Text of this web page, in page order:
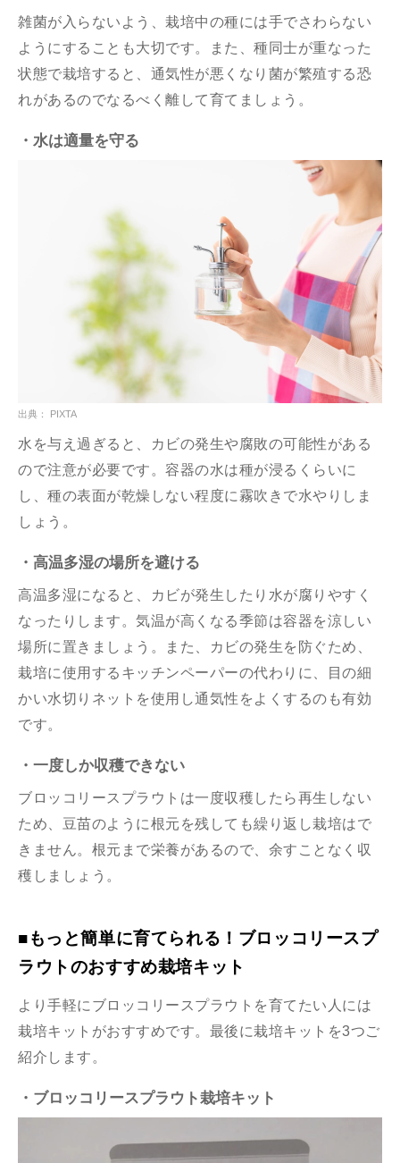
雑菌が入らないよう、栽培中の種には手でさわらない
ようにすることも大切です。また、種同士が重なった
状態で栽培すると、通気性が悪くなり菌が繁殖する恐
れがあるのでなるべく離して育てましょう。
・水は適量を守る
出典： PIXTA
水を与え過ぎると、カビの発生や腐敗の可能性がある
ので注意が必要です。容器の水は種が浸るくらいに
し、種の表面が乾燥しない程度に霧吹きで水やりしま
しょう。
・高温多湿の場所を避ける
高温多湿になると、カビが発生したり水が腐りやすく
なったりします。気温が高くなる季節は容器を涼しい
場所に置きましょう。また、カビの発生を防ぐため、
栽培に使用するキッチンペーパーの代わりに、目の細
かい水切りネットを使用し通気性をよくするのも有効
です。
・一度しか収穫できない
ブロッコリースプラウトは一度収穫したら再生しない
ため、豆苗のように根元を残しても繰り返し栽培はで
きません。根元まで栄養があるので、余すことなく収
穫しましょう。
■もっと簡単に育てられる！ブロッコリースプ
ラウトのおすすめ栽培キット
より手軽にブロッコリースプラウトを育てたい人には
栽培キットがおすすめです。最後に栽培キットを3つご
紹介します。
・ブロッコリースプラウト栽培キット